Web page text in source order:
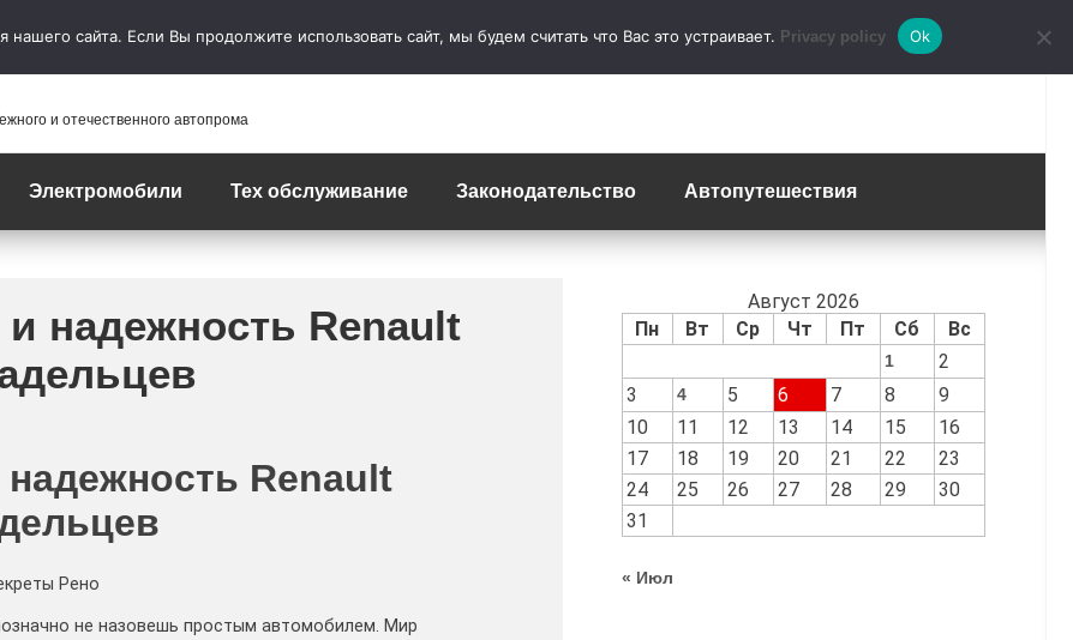
и отечественного автопрома
Электромобили Тех обслуживание Законодательство Автопутешествия
надежность Renault
Renault
Рено
не назовешь простым автомобилем. Мир
Август 2026
Пн
Вт Ср Чт Пт Сб Вс
1
2
3
4 5 6 7 8
9
10
11 12 13 14 15
16
17
18 19 20 21 22
23
24
25 26 27 28 29
30
31
« Июл
сайта. Если Вы продолжите использовать сайт, мы будем считать что Вас это устраивает. Privacy policy Ok